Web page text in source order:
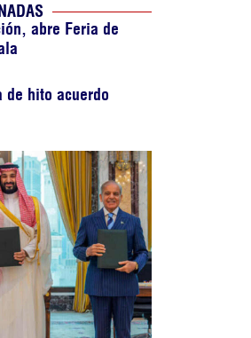
abre Feria de
hito acuerdo